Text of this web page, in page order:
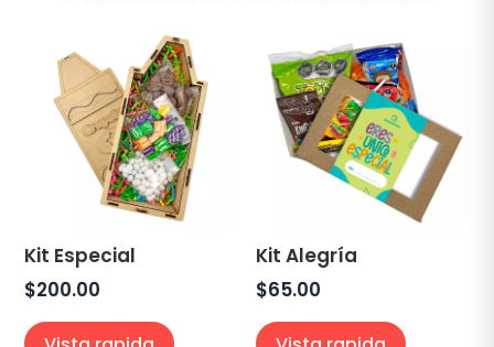
Kit Especial
$200.00
Kit Alegría
$65.00